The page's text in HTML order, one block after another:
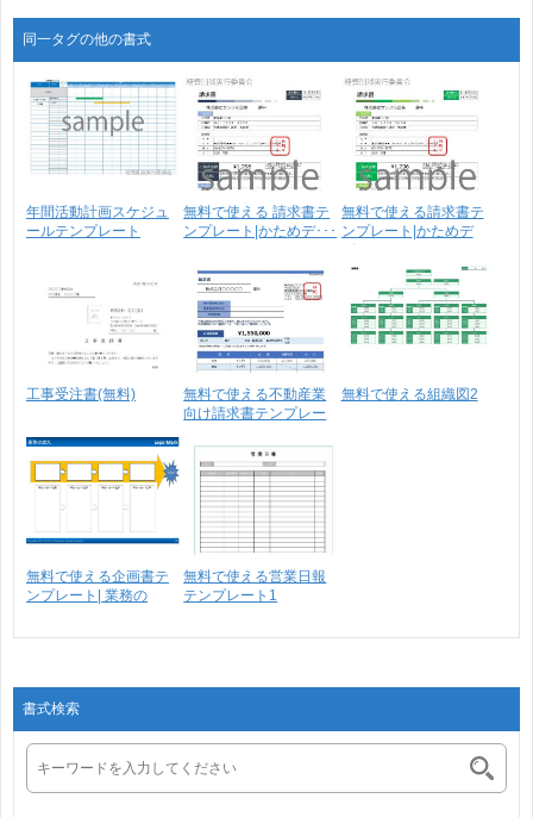
同一タグの他の書式
年間活動計画スケジュ
ールテンプレート
無料で使える 請求書テ
ンプレート|かためデ･･･
無料で使える請求書テ
ンプレート|かためデ
工事受注書(無料)
無料で使える不動産業
向け請求書テンプレー
無料で使える組織図2
無料で使える企画書テ
ンプレート| 業務の
無料で使える営業日報
テンプレート1
書式検索